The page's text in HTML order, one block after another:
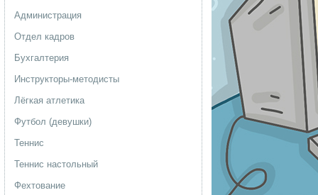
Администрация
Отдел кадров
Бухгалтерия
Инструкторы-методисты
Лёгкая атлетика
Футбол (девушки)
Теннис
Теннис настольный
Фехтование